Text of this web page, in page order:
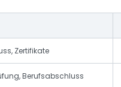
Zertifikate
Berufsabschluss